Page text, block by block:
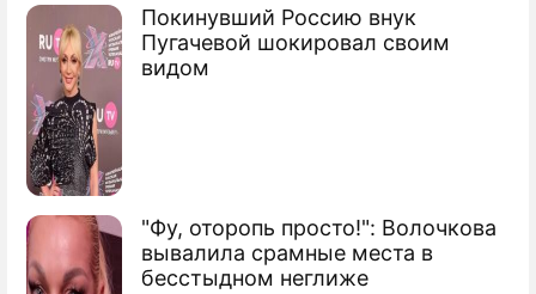
Покинувший Россию внук
Пугачевой шокировал своим
видом
"Фу, оторопь просто!": Волочкова
вывалила срамные места в
бесстыдном неглиже